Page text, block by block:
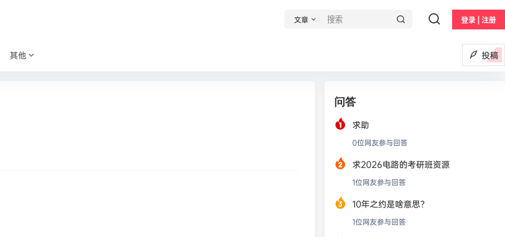
文章 登录 | 注册
其他 投稿
问答
求助
0位网友参与回答
求2026电路的考研班资源
1位网友参与回答
10年之约是啥意思？
1位网友参与回答